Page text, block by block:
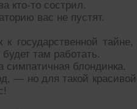
кто-то сострил.
вас не пустят.
государственной
там работать.
блондинка.
— но для такой